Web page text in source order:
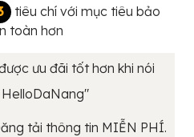
tiêu chí với mục tiêu bảo
toàn hơn
ưu đãi tốt hơn khi nói
tải thông tin MIỄN PHÍ.